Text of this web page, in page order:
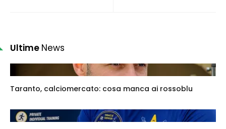
Ultime News
Taranto, calciomercato: cosa manca ai rossoblu